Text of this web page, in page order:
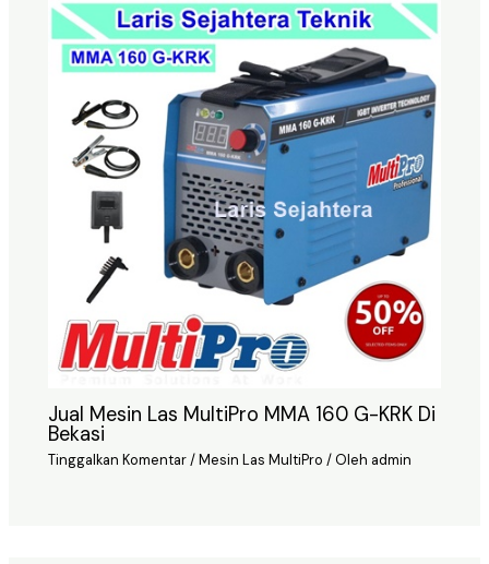
Jual Mesin Las MultiPro MMA 160 G-KRK Di
Bekasi
Tinggalkan Komentar/Mesin Las MultiPro / Oleh admin